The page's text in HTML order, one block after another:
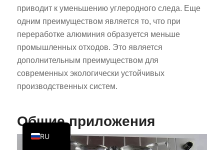
приводит к уменьшению углеродного следа. Еще
одним преимуществом является то, что при
переработке алюминия образуется меньше
промышленных отходов. Это является
дополнительным преимуществом для
современных экологически устойчивых
производственных систем.
Общие приложения
RU
EN
FR
DE
PL
TR